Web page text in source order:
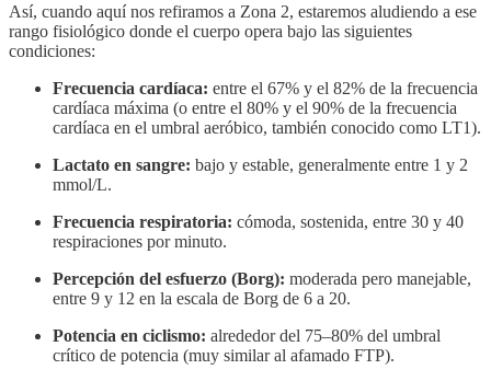
Así, cuando aquí nos refiramos a Zona 2, estaremos aludiendo a ese
rango fisiológico donde el cuerpo opera bajo las siguientes
condiciones:
Frecuencia cardíaca: entre el 67% y el 82% de la frecuencia
cardíaca máxima (o entre el 80% y el 90% de la frecuencia
cardíaca en el umbral aeróbico, también conocido como LT1).
Lactato en sangre: bajo y estable, generalmente entre 1 y 2
mmol/L.
Frecuencia respiratoria: cómoda, sostenida, entre 30 y 40
respiraciones por minuto.
Percepción del esfuerzo (Borg): moderada pero manejable,
entre 9 y 12 en la escala de Borg de 6 a 20.
Potencia en ciclismo: alrededor del 75–80% del umbral
crítico de potencia (muy similar al afamado FTP).